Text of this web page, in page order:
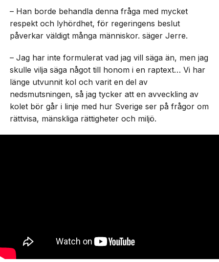
– Han borde behandla denna fråga med mycket
respekt och lyhördhet, för regeringens beslut
påverkar väldigt många människor. säger Jerre.
– Jag har inte formulerat vad jag vill säga än, men jag
skulle vilja säga något till honom i en raptext… Vi har
länge utvunnit kol och varit en del av
nedsmutsningen, så jag tycker att en avveckling av
kolet bör går i linje med hur Sverige ser på frågor om
rättvisa, mänskliga rättigheter och miljö.